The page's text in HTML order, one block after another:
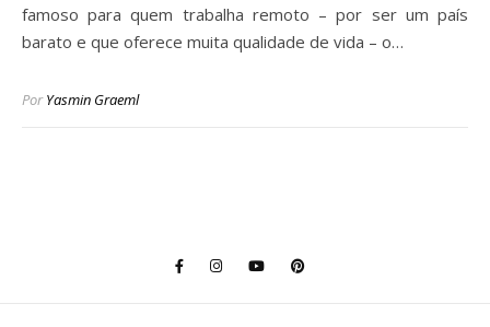
famoso para quem trabalha remoto – por ser um país
barato e que oferece muita qualidade de vida – o…
Por Yasmin Graeml